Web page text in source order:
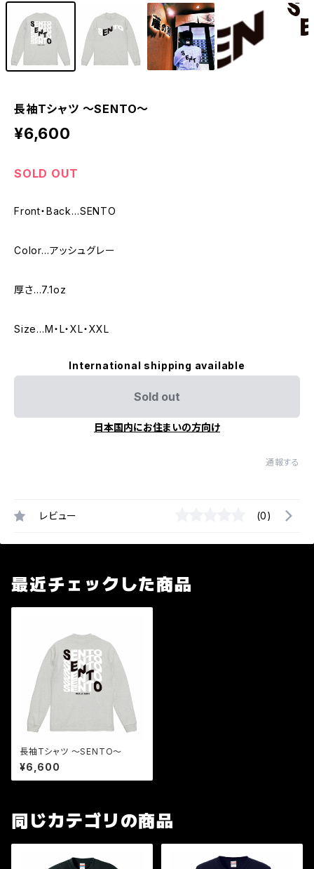
長袖Tシャツ 〜SENTO〜
¥6,600
SOLD OUT
Front・Back…SENTO
Color…アッシュグレー
厚さ…7.1oz
Size…M・L・XL・XXL
International shipping available
Sold out
日本国内にお住まいの方向け
通報する
レビュー (0)
最近チェックした商品
長袖Tシャツ 〜SENTO〜
¥6,600
同じカテゴリの商品